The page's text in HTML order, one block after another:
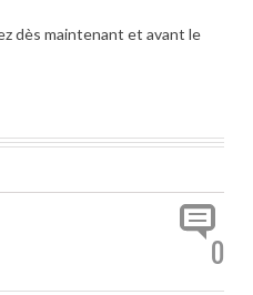
dès maintenant et avant le
0